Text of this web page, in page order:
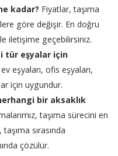
kadar? Fiyatlar, taşıma
göre değişir. En doğru
iletişime geçebilirsiniz.
tür eşyalar için
eşyaları, ofis eşyaları,
için uygundur.
bir aksaklık
taşıma sürecini en
sırasında
çözülür.